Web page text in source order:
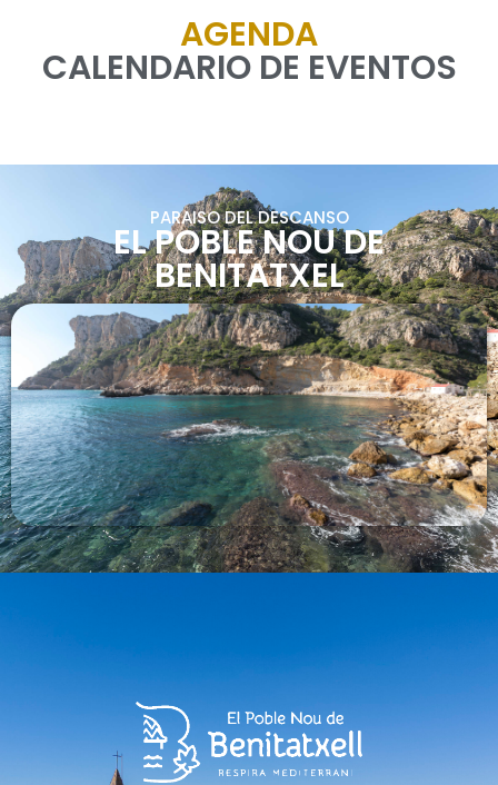
AGENDA
CALENDARIO DE EVENTOS
PARAISO DEL DESCANSO
EL POBLE NOU DE
BENITATXEL